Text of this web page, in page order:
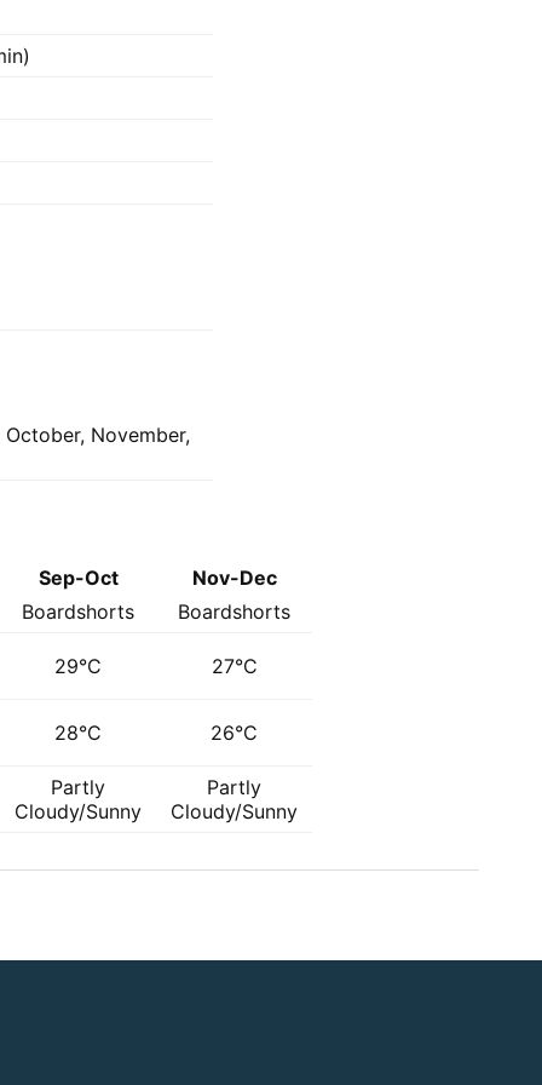
November,
Sep-Oct
Nov-Dec
Boardshorts
Boardshorts
29°C 27°C
28°C 26°C
Partly
Cloudy/Sunny
Partly
Cloudy/Sunny